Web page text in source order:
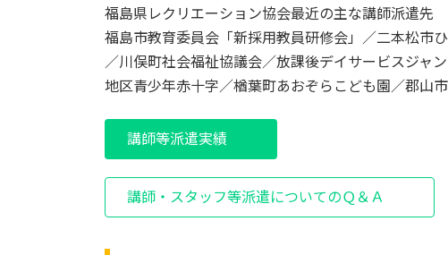
福島県レクリエーション協会最近の主な講師派遣先
福島市教育委員会「新採用教員研修会」／二本松市
／川俣町社会福祉協議会／放課後デイサービスジャ
地区青少年赤十字／楢葉町あおぞらこども園／郡山
講師等派遣実績
講師・スタッフ等派遣についてのＱ＆Ａ